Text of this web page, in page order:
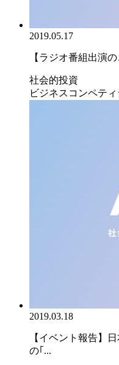
2019.05.17
【ラジオ番組出演
社会的投資
ビジネスコンペテ
2019.03.18
【イベント報告】
の｢...